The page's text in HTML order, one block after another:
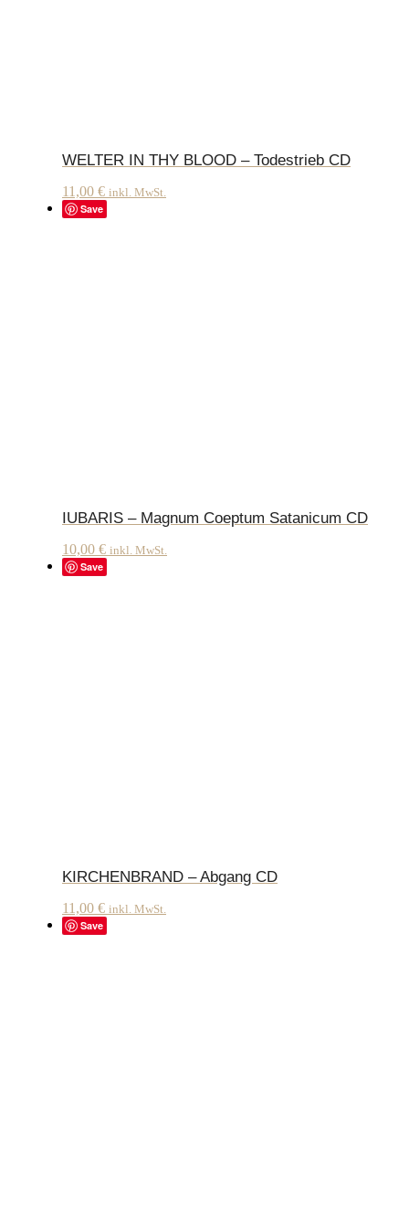
WELTER IN THY BLOOD – Todestrieb CD
11,00 € inkl. MwSt.
Save
IUBARIS – Magnum Coeptum Satanicum CD
10,00 € inkl. MwSt.
Save
KIRCHENBRAND – Abgang CD
11,00 € inkl. MwSt.
Save